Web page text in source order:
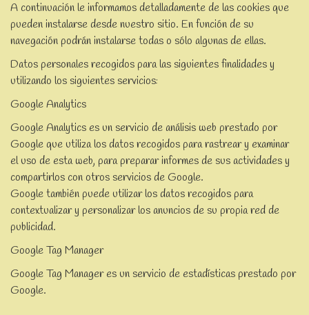
A continuación le informamos detalladamente de las cookies que
pueden instalarse desde nuestro sitio. En función de su
navegación podrán instalarse todas o sólo algunas de ellas.
Datos personales recogidos para las siguientes finalidades y
utilizando los siguientes servicios:
Google Analytics
Google Analytics es un servicio de análisis web prestado por
Google que utiliza los datos recogidos para rastrear y examinar
el uso de esta web, para preparar informes de sus actividades y
compartirlos con otros servicios de Google.
Google también puede utilizar los datos recogidos para
contextualizar y personalizar los anuncios de su propia red de
publicidad.
Google Tag Manager
Google Tag Manager es un servicio de estadísticas prestado por
Google.